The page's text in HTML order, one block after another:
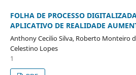
FOLHA DE PROCESSO
APLICATIVO DE REALIDADE
Anthony Cecilio Silva, Roberto Monteiro
Celestino Lopes
1